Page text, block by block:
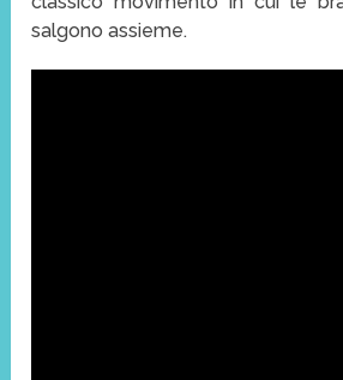
salgono assieme.